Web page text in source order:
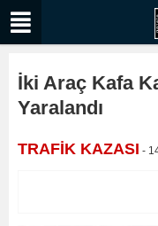
İki Araç Kafa
Yaralandı
TRAFİK KAZASI -